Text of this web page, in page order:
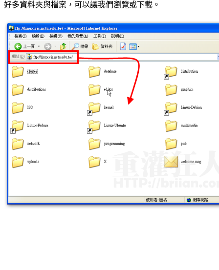
好多資料夾與檔案，可以讓我們瀏覽或下載。